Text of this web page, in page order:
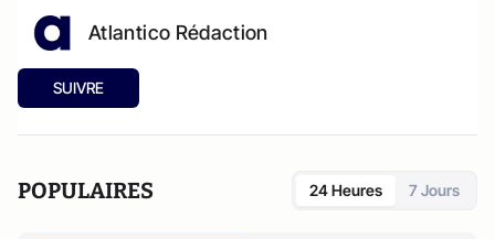
Atlantico Rédaction
SUIVRE
POPULAIRES 24 Heures 7 Jours